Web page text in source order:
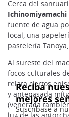
Cerca del
Ichinomiyamachi
fuente de agua
local, una
pastelería
Al sureste del
focos culturales
relata ciertos
y antepasada
(venerada
luz de las